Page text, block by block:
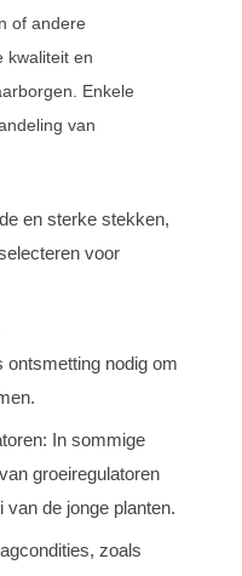
of andere
kwaliteit en
Enkele
van
en sterke stekken,
voor
ontsmetting nodig om
In sommige
groeiregulatoren
van de jonge planten.
zoals